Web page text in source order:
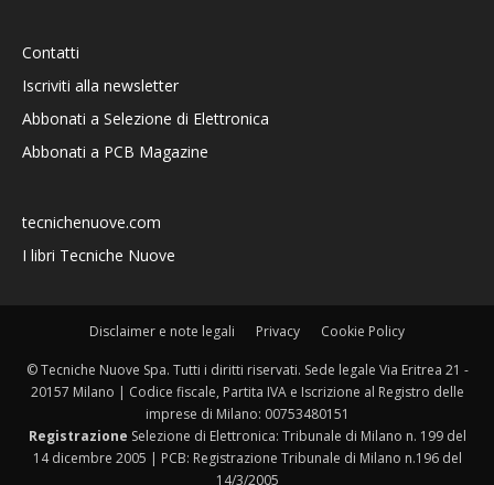
Contatti
Iscriviti alla newsletter
Abbonati a Selezione di Elettronica
Abbonati a PCB Magazine
tecnichenuove.com
I libri Tecniche Nuove
Disclaimer e note legali Privacy Cookie Policy
© Tecniche Nuove Spa. Tutti i diritti riservati. Sede legale Via Eritrea 21 -
20157 Milano | Codice fiscale, Partita IVA e Iscrizione al Registro delle
imprese di Milano: 00753480151
Registrazione Selezione di Elettronica: Tribunale di Milano n. 199 del
14 dicembre 2005 | PCB: Registrazione Tribunale di Milano n.196 del
14/3/2005